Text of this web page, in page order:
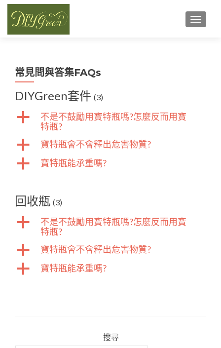
常見問與答集FAQs
DIYGreen套件 (3)
a
不是不鼓勵用寶特瓶嗎?怎麼反而用寶
特瓶?
a 寶特瓶會不會釋出危害物質?
a 寶特瓶能承重嗎?
回收瓶 (3)
a
不是不鼓勵用寶特瓶嗎?怎麼反而用寶
特瓶?
a 寶特瓶會不會釋出危害物質?
a 寶特瓶能承重嗎?
搜尋